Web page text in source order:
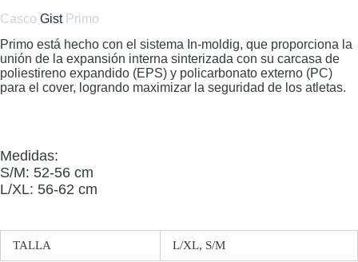
Casco Gist Primo
Primo está hecho con el sistema In-moldig, que proporciona la
unión de la expansión interna sinterizada con su carcasa de
poliestireno expandido (EPS) y policarbonato externo (PC)
para el cover, logrando maximizar la seguridad de los atletas.
Medidas:
S/M: 52-56 cm
L/XL: 56-62 cm
TALLA L/XL, S/M